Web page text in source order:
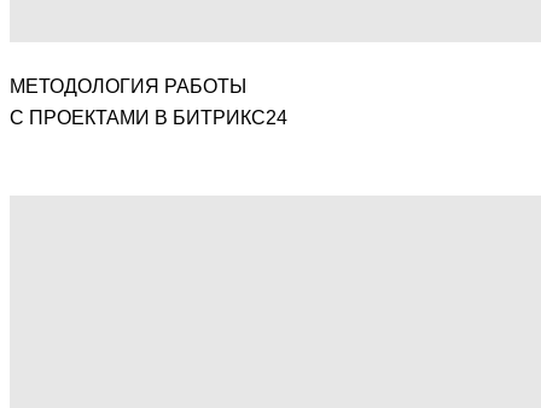
МЕТОДОЛОГИЯ РАБОТЫ
С ПРОЕКТАМИ В БИТРИКС24